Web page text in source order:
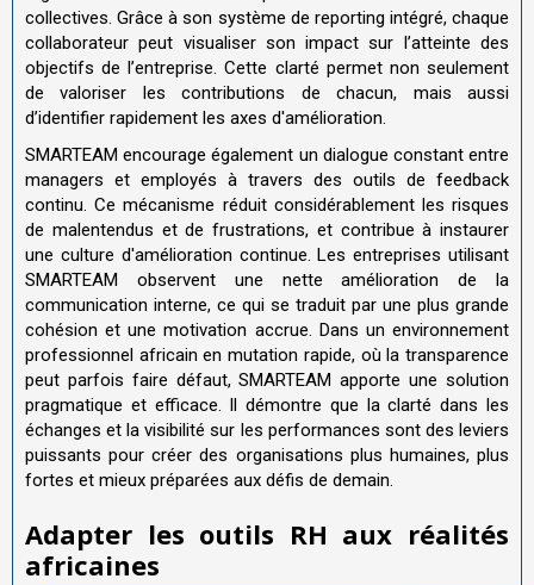
collectives. Grâce à son système de reporting intégré, chaque
collaborateur peut visualiser son impact sur l’atteinte des
objectifs de l’entreprise. Cette clarté permet non seulement
de valoriser les contributions de chacun, mais aussi
d’identifier rapidement les axes d'amélioration.
SMARTEAM encourage également un dialogue constant entre
managers et employés à travers des outils de feedback
continu. Ce mécanisme réduit considérablement les risques
de malentendus et de frustrations, et contribue à instaurer
une culture d'amélioration continue. Les entreprises utilisant
SMARTEAM observent une nette amélioration de la
communication interne, ce qui se traduit par une plus grande
cohésion et une motivation accrue. Dans un environnement
professionnel africain en mutation rapide, où la transparence
peut parfois faire défaut, SMARTEAM apporte une solution
pragmatique et efficace. Il démontre que la clarté dans les
échanges et la visibilité sur les performances sont des leviers
puissants pour créer des organisations plus humaines, plus
fortes et mieux préparées aux défis de demain.
Adapter les outils RH aux réalités
africaines